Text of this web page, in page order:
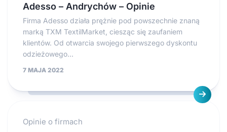
Adesso – Andrychów – Opinie
Firma Adesso działa prężnie pod powszechnie znaną
marką TXM TextilMarket, ciesząc się zaufaniem
klientów. Od otwarcia swojego pierwszego dyskontu
odzieżowego...
7 MAJA 2022
Opinie o firmach